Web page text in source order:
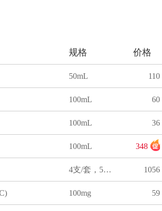
规格 价格
50mL 110
100mL 60
100mL 36
100mL 348
4支/套，50mL/支 1056
100mg 59